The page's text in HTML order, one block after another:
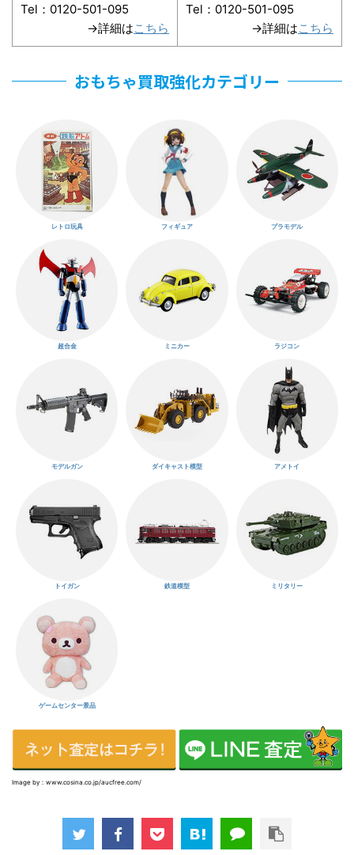
Tel：0120-501-095
→詳細はこちら
Tel：0120-501-095
→詳細はこちら
おもちゃ買取強化カテゴリー
レトロ玩具 フィギュア プラモデル
超合金 ミニカー ラジコン
モデルガン ダイキャスト模型 アメトイ
トイガン 鉄道模型 ミリタリー
ゲームセンター景品
Image by：www.cosina.co.jp/aucfree.com/